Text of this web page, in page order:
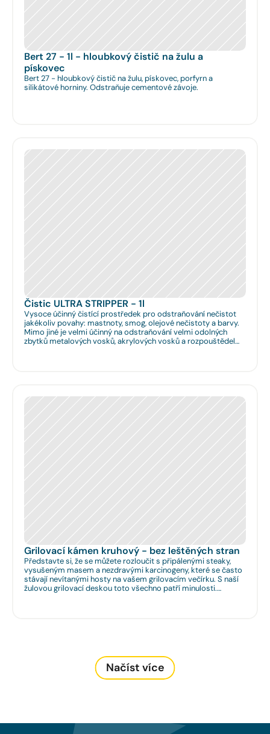
Bert 27 - 1l - hloubkový čistič na žulu a
pískovec
Bert 27 - hloubkový čistič na žulu, pískovec, porfyrn a
silikátové horniny. Odstraňuje cementové závoje.
Čistic ULTRA STRIPPER - 1l
Vysoce účinný čistící prostředek pro odstraňování nečistot
jakékoliv povahy: mastnoty, smog, olejové nečistoty a barvy.
Mimo jiné je velmi účinný na odstraňování velmi odolných
zbytků metalových vosků, akrylových vosků a rozpouštědel
Grilovací kámen kruhový - bez leštěných stran
Představte si, že se můžete rozloučit s připálenými steaky,
vysušeným masem a nezdravými karcinogeny, které se často
stávají nevítanými hosty na vašem grilovacím večírku. S naší
žulovou grilovací deskou toto všechno patří minulosti.
Načíst více